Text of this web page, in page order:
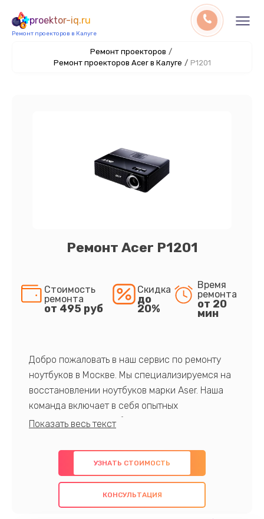
proektor-iq.ru
Ремонт проекторов в Калуге
Ремонт проекторов /
Ремонт проекторов Acer в Калуге / P1201
Ремонт Acer P1201
Стоимость
ремонта
от 495 руб
Скидка
до
20%
Время
ремонта
от 20
мин
Добро пожаловать в наш сервис по ремонту
ноутбуков в Москве. Мы специализируемся на
восстановлении ноутбуков марки Aser. Наша
команда включает в себя опытных
профессионалов с обширными знаниями и
предлагаем быстрый и качественный ремонт с
использованием оригинальных компонентов, а
также гарантируем качество всех
проведенных работ. Наша цель - предоставить
УЗНАТЬ СТОИМОСТЬ
КОНСУЛЬТАЦИЯ